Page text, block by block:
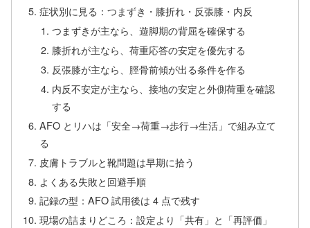
症状別に見る：つまずき・膝折れ・反張膝・内反
つまずきが主なら、遊脚期の背屈を確保する
膝折れが主なら、荷重応答の安定を優先する
反張膝が主なら、脛骨前傾が出る条件を作る
内反不安定が主なら、接地の安定と外側荷重を確認
する
AFO とリハは「安全→荷重→歩行→生活」で組み立て
る
皮膚トラブルと靴問題は早期に拾う
よくある失敗と回避手順
記録の型：AFO 試用後は 4 点で残す
現場の詰まりどころ：設定より「共有」と「再評価」